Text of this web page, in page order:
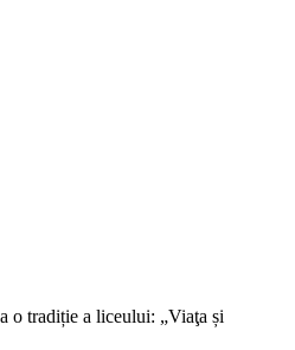
o tradiție a liceului: „Viaţa și